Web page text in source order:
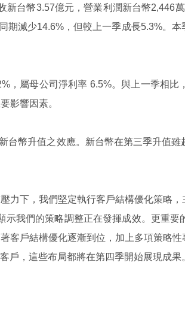
新台幣3.57億元，營業利潤新台幣2,446
期減少14.6% ，但較上一季成長5.3%。本
，屬母公司淨利率 6.5%。與上一季相比
影響因素。
台幣升值之效應。新台幣在第三季升值
下，我們堅定執行客戶結構優化策略
示我們的策略調整正在發揮成效。更重
戶結構優化逐漸到位，加上多項策略
戶，這些布局都將在第四季開始展現成